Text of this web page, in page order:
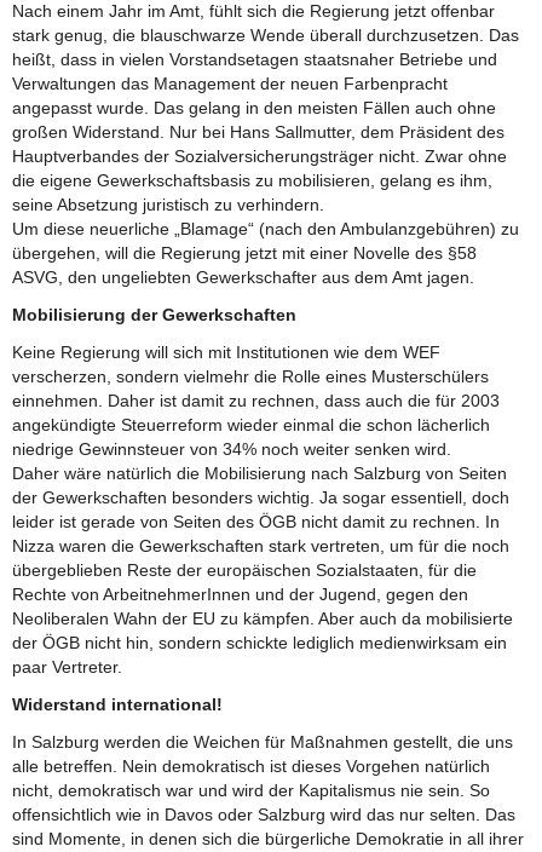
Nach einem Jahr im Amt, fühlt sich die Regierung jetzt offenbar
stark genug, die blauschwarze Wende überall durchzusetzen. Das
heißt, dass in vielen Vorstandsetagen staatsnaher Betriebe und
Verwaltungen das Management der neuen Farbenpracht
angepasst wurde. Das gelang in den meisten Fällen auch ohne
großen Widerstand. Nur bei Hans Sallmutter, dem Präsident des
Hauptverbandes der Sozialversicherungsträger nicht. Zwar ohne
die eigene Gewerkschaftsbasis zu mobilisieren, gelang es ihm,
seine Absetzung juristisch zu verhindern.
Um diese neuerliche „Blamage“ (nach den Ambulanzgebühren) zu
übergehen, will die Regierung jetzt mit einer Novelle des §58
ASVG, den ungeliebten Gewerkschafter aus dem Amt jagen.
Mobilisierung der Gewerkschaften
Keine Regierung will sich mit Institutionen wie dem WEF
verscherzen, sondern vielmehr die Rolle eines Musterschülers
einnehmen. Daher ist damit zu rechnen, dass auch die für 2003
angekündigte Steuerreform wieder einmal die schon lächerlich
niedrige Gewinnsteuer von 34% noch weiter senken wird.
Daher wäre natürlich die Mobilisierung nach Salzburg von Seiten
der Gewerkschaften besonders wichtig. Ja sogar essentiell, doch
leider ist gerade von Seiten des ÖGB nicht damit zu rechnen. In
Nizza waren die Gewerkschaften stark vertreten, um für die noch
übergeblieben Reste der europäischen Sozialstaaten, für die
Rechte von ArbeitnehmerInnen und der Jugend, gegen den
Neoliberalen Wahn der EU zu kämpfen. Aber auch da mobilisierte
der ÖGB nicht hin, sondern schickte lediglich medienwirksam ein
paar Vertreter.
Widerstand international!
In Salzburg werden die Weichen für Maßnahmen gestellt, die uns
alle betreffen. Nein demokratisch ist dieses Vorgehen natürlich
nicht, demokratisch war und wird der Kapitalismus nie sein. So
offensichtlich wie in Davos oder Salzburg wird das nur selten. Das
sind Momente, in denen sich die bürgerliche Demokratie in all ihrer